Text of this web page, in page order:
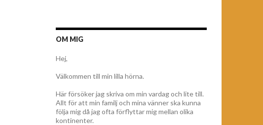
OM MIG
Hej,
Välkommen till min lilla hörna.
Här försöker jag skriva om min vardag och lite till.
Allt för att min familj och mina vänner ska kunna
följa mig då jag ofta förflyttar mig mellan olika
kontinenter.